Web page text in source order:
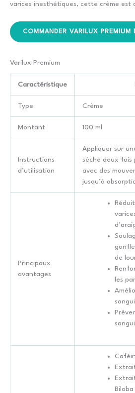
varices inesthétiques, cette crème est
COMMANDER VARILUX PREMIUM
Varilux Premium
Caractéristique
Type Crème
Montant 100 ml
Instructions
d’utilisation
Appliquer sur
sèche deux fois
avec des
jusqu’à
Principaux
avantages
de
les
Biloba